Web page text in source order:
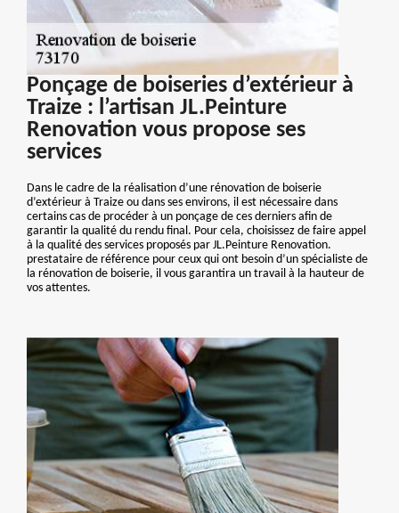
Ponçage de boiseries d’extérieur à
Traize : l’artisan JL.Peinture
Renovation vous propose ses
services
Dans le cadre de la réalisation d’une rénovation de boiserie
d’extérieur à Traize ou dans ses environs, il est nécessaire dans
certains cas de procéder à un ponçage de ces derniers afin de
garantir la qualité du rendu final. Pour cela, choisissez de faire appel
à la qualité des services proposés par JL.Peinture Renovation.
prestataire de référence pour ceux qui ont besoin d’un spécialiste de
la rénovation de boiserie, il vous garantira un travail à la hauteur de
vos attentes.